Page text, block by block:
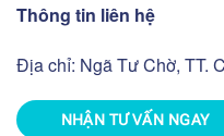
Thông tin liên hệ
Địa chỉ: Ngã Tư Chờ, TT.
NHẬN TƯ VẤN NGAY